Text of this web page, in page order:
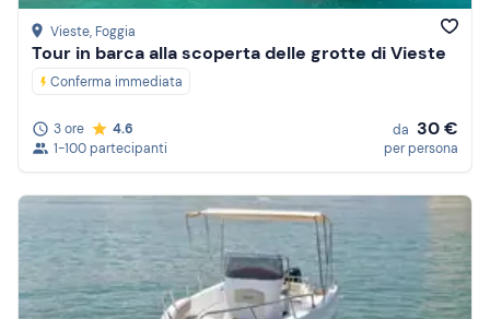
Vieste, Foggia
Tour in barca alla scoperta delle grotte di Vieste
Conferma immediata
3 ore
4.6
1-100 partecipanti
da 30 €
per persona